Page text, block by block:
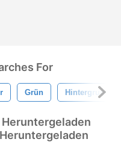
For
Grün Hintergrund